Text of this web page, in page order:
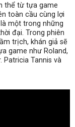
thể từ tựa game
toàn cầu cùng lợi
một trong những
đại. Trong phiên
trịch, khán giả sẽ
game như Roland,
Patricia Tannis và